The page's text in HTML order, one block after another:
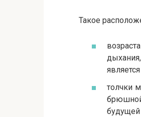
Такое
толчки